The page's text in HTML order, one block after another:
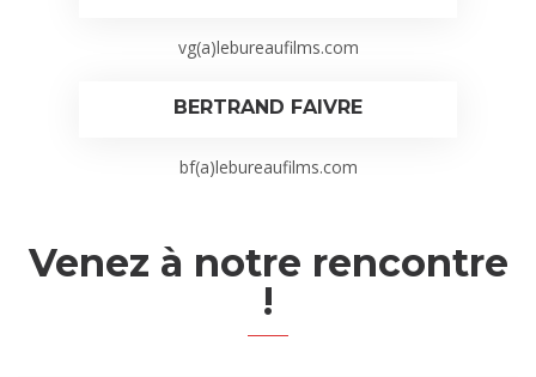
vg(a)lebureaufilms.com
BERTRAND FAIVRE
bf(a)lebureaufilms.com
Venez à notre rencontre
!